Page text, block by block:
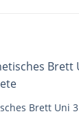
Brett Uni 3